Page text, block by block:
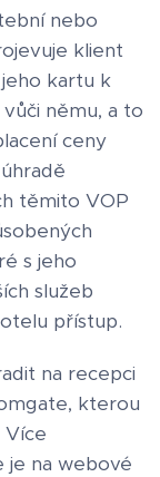
nebo
klient
kartu k
němu, a to
ceny
těmito VOP
s jeho
služeb
přístup.
na recepci
kterou
Více
je na webové